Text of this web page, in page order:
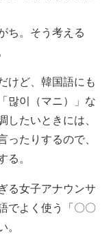
ち。そう考える
けど、韓国語にも
많이（マニ）」な
したいときには、
ったりするので、
る。
る女子アナウンサ
でよく使う「〇〇
。